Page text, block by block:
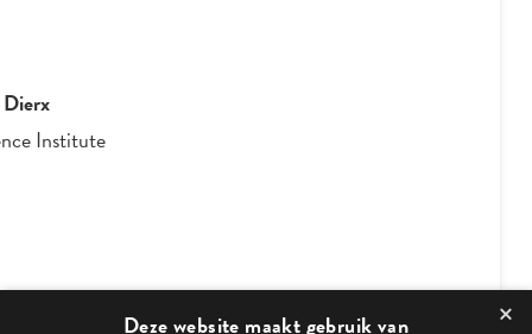
Institute
2 /4 ×
Deze website maakt gebruik van